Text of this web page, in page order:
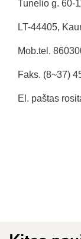
Tunelio g. 60-
LT-44405,
Mob.tel.
Faks. (8~37)
El. paštas